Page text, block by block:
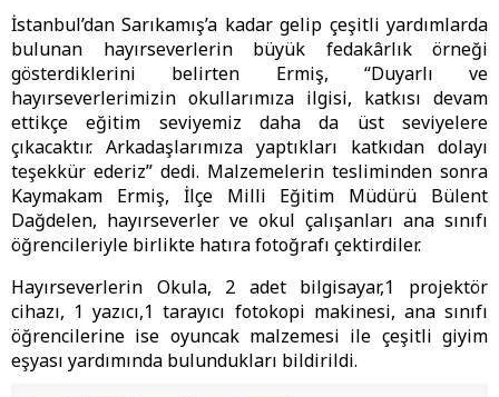
İstanbul’dan Sarıkamış’a kadar gelip çeşitli yardımlarda
bulunan hayırseverlerin büyük fedakârlık örneği
gösterdiklerini belirten Ermiş, “Duyarlı ve
hayırseverlerimizin okullarımıza ilgisi, katkısı devam
ettikçe eğitim seviyemiz daha da üst seviyelere
çıkacaktır. Arkadaşlarımıza yaptıkları katkıdan dolayı
teşekkür ederiz” dedi. Malzemelerin tesliminden sonra
Kaymakam Ermiş, İlçe Milli Eğitim Müdürü Bülent
Dağdelen, hayırseverler ve okul çalışanları ana sınıfı
öğrencileriyle birlikte hatıra fotoğrafı çektirdiler.
Hayırseverlerin Okula, 2 adet bilgisayar,1 projektör
cihazı, 1 yazıcı,1 tarayıcı fotokopi makinesi, ana sınıfı
öğrencilerine ise oyuncak malzemesi ile çeşitli giyim
eşyası yardımında bulundukları bildirildi.